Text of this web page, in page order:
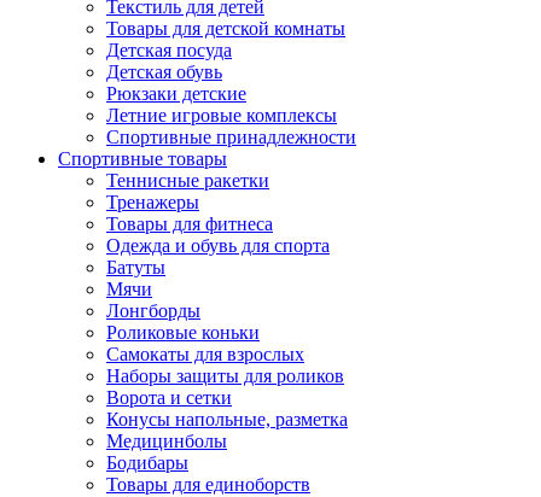
Текстиль для детей
Товары для детской комнаты
Детская посуда
Детская обувь
Рюкзаки детские
Летние игровые комплексы
Спортивные принадлежности
Спортивные товары
Теннисные ракетки
Тренажеры
Товары для фитнеса
Одежда и обувь для спорта
Батуты
Мячи
Лонгборды
Роликовые коньки
Самокаты для взрослых
Наборы защиты для роликов
Ворота и сетки
Конусы напольные, разметка
Медицинболы
Бодибары
Товары для единоборств